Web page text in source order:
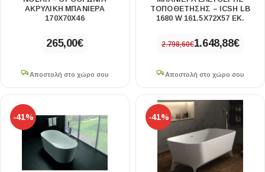
ΑΚΡΥΛΙΚΉ ΜΠΑΝΙΈΡΑ
170X70X46
265,00€
Αποστολή στο χώρο σου
ΤΟΠΟΘΈΤΗΣΗΣ – ICSH LB
1680 W 161.5X72X57 ΕΚ.
2.798,60€1.648,88€
Αποστολή στο χώρο σου
-41% -41%